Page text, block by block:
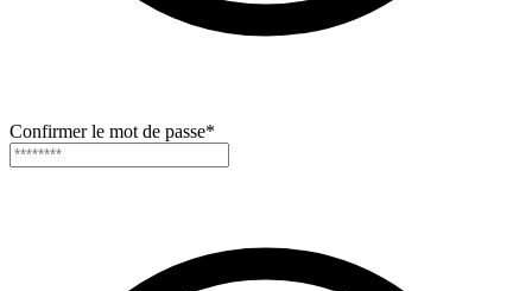
Confirmer le mot de passe*